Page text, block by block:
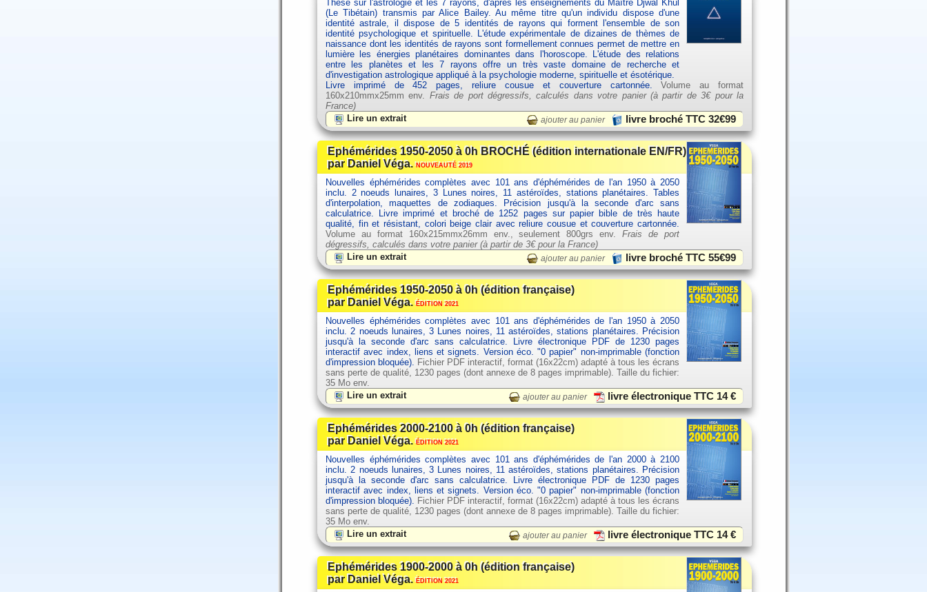
Thèse sur l'astrologie et les 7 rayons, d'après les enseignements du Maître Djwal Khul
(Le Tibétain) transmis par Alice Bailey. Au même titre qu'un individu dispose d'une
identité astrale, il dispose de 5 identités de rayons qui forment l'ensemble de son
identité psychologique et spirituelle. L'étude expérimentale de dizaines de thèmes de
naissance dont les identités de rayons sont formellement connues permet de mettre en
lumière les énergies planétaires dominantes dans l'horoscope. L'étude des relations
entre les planètes et les 7 rayons offre un très vaste domaine de recherche et
d'investigation astrologique appliqué à la psychologie moderne, spirituelle et ésotérique.
Livre imprimé de 452 pages, reliure cousue et couverture cartonnée.Volume au format
160x210mmx25mm env. Frais de port dégressifs, calculés dans votre panier (à partir de3€ pour la
France)
Lire un extrait
ajouter au panier livre broché TTC32€99
Ephémérides 1950-2050 à 0h BROCHÉ (édition internationale EN/FR)
par Daniel Véga.NOUVEAUTÉ 2019
Nouvelles éphémérides complètes avec 101 ans d'éphémérides de l'an 1950 à 2050
inclu. 2 noeuds lunaires, 3 Lunes noires, 11 astéroïdes, stations planétaires. Tables
d'interpolation, maquettes de zodiaques. Précision jusqu'à la seconde d'arc sans
calculatrice. Livre imprimé et broché de 1252 pages sur papier bible de très haute
qualité, fin et résistant, colori beige clair avec reliure cousue et couverture cartonnée.
Volume au format 160x215mmx26mm env., seulement 800grs env.Frais de port
dégressifs, calculés dans votre panier (à partir de 3€ pour la France)
Lire un extrait
ajouter au panier livre broché TTC55€99
Ephémérides 1950-2050 à 0h (édition française)
par Daniel Véga.ÉDITION 2021
Nouvelles éphémérides complètes avec 101 ans d'éphémérides de l'an 1950 à 2050
inclu. 2 noeuds lunaires, 3 Lunes noires, 11 astéroïdes, stations planétaires. Précision
jusqu'à la seconde d'arc sans calculatrice. Livre électronique PDF de 1230 pages
interactif avec index, liens et signets. Version éco. "0 papier" non-imprimable (fonction
d'impression bloquée). Fichier PDF interactif, format (16x22cm) adapté à tous les écrans
sans perte de qualité, 1230 pages (dont annexe de 8 pages imprimable). Taille du fichier:
35 Mo env.
Lire un extrait
ajouter au panier livre électronique TTC 14 €
Ephémérides 2000-2100 à 0h (édition française)
par Daniel Véga.ÉDITION 2021
Nouvelles éphémérides complètes avec 101 ans d'éphémérides de l'an 2000 à 2100
inclu. 2 noeuds lunaires, 3 Lunes noires, 11 astéroïdes, stations planétaires. Précision
jusqu'à la seconde d'arc sans calculatrice. Livre électronique PDF de 1230 pages
interactif avec index, liens et signets. Version éco. "0 papier" non-imprimable (fonction
d'impression bloquée). Fichier PDF interactif, format (16x22cm) adapté à tous les écrans
sans perte de qualité, 1230 pages (dont annexe de 8 pages imprimable). Taille du fichier:
35 Mo env.
Lire un extrait
ajouter au panier livre électronique TTC 14 €
Ephémérides 1900-2000 à 0h (édition française)
par Daniel Véga.ÉDITION 2021